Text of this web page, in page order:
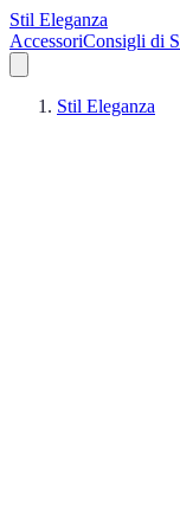
Stil Eleganza
AccessoriConsigli di
Stil Eleganza